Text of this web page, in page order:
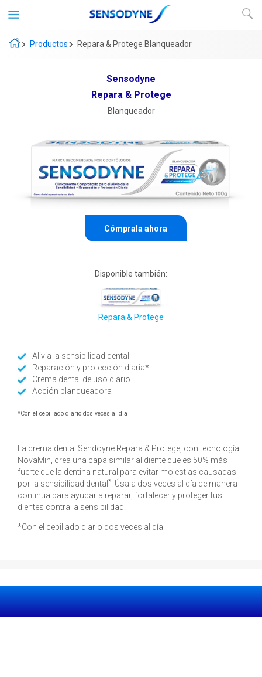
Productos Repara & Protege Blanqueador
Sensodyne
Repara & Protege
Blanqueador
Cómprala ahora
Disponible también:
Repara & Protege
Alivia la sensibilidad dental
Reparación y protección diaria*
Crema dental de uso diario
Acción blanqueadora
*Con el cepillado diario dos veces al día
La crema dental Sendoyne Repara & Protege, con tecnología
NovaMin, crea una capa similar al diente que es 50% más
fuerte que la dentina natural para evitar molestias causadas
por la sensibilidad dental *. Úsala dos veces al día de manera
continua para ayudar a reparar, fortalecer y proteger tus
dientes contra la sensibilidad.
*Con el cepillado diario dos veces al día.